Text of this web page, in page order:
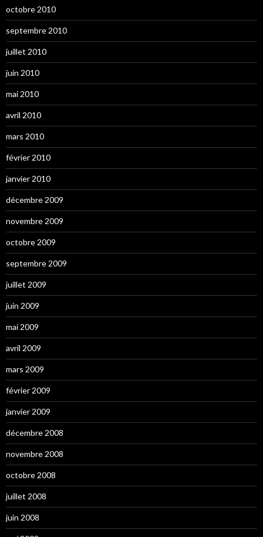
octobre 2010
septembre 2010
juillet 2010
juin 2010
mai 2010
avril 2010
mars 2010
février 2010
janvier 2010
décembre 2009
novembre 2009
octobre 2009
septembre 2009
juillet 2009
juin 2009
mai 2009
avril 2009
mars 2009
février 2009
janvier 2009
décembre 2008
novembre 2008
octobre 2008
juillet 2008
juin 2008